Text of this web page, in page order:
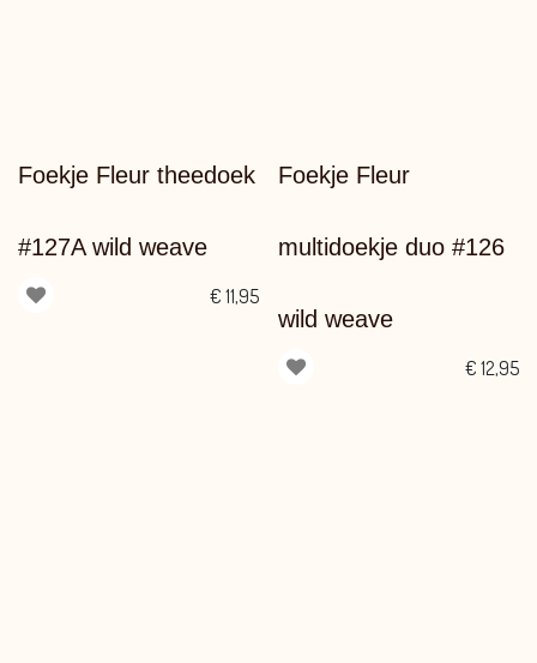
Foekje Fleur theedoek
#127A wild weave
€ 11,95
Foekje Fleur
multidoekje duo #126
wild weave
€ 12,95